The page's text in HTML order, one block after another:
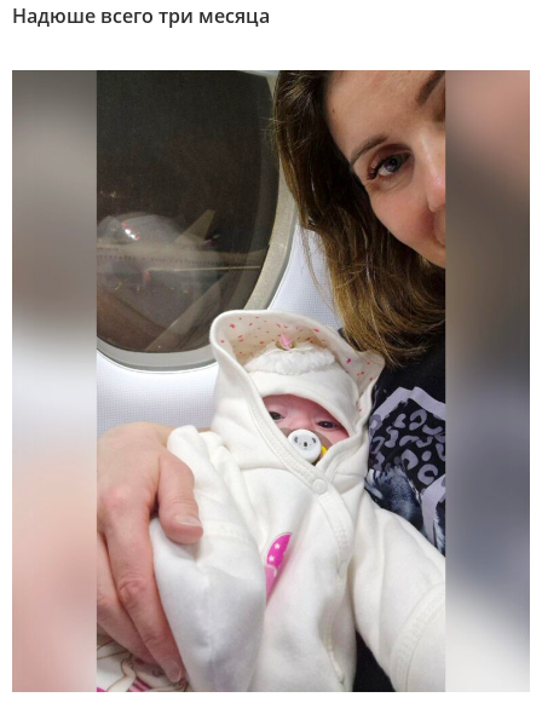
Надюше всего три месяца